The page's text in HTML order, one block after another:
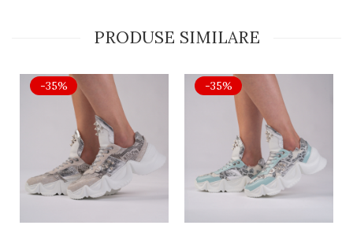
PRODUSE SIMILARE
-35% -35%